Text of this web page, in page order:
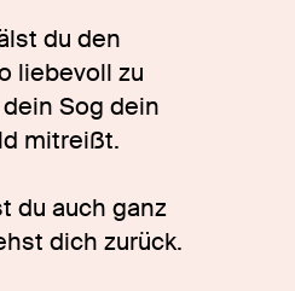
du den
liebevoll zu
Sog dein
mitreißt.
du auch ganz
dich zurück.